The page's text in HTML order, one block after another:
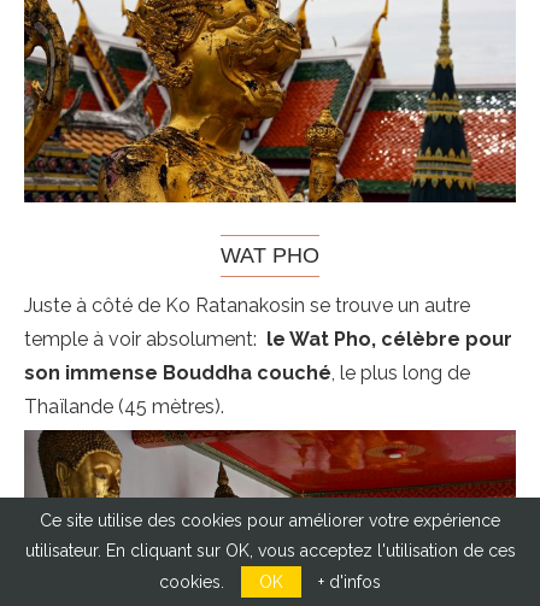
WAT PHO
Juste à côté de Ko Ratanakosin se trouve un autre
temple à voir absolument: le Wat Pho, célèbre pour
son immense Bouddha couché, le plus long de
Thaïlande (45 mètres).
Ce site utilise des cookies pour améliorer votre expérience
utilisateur. En cliquant sur OK, vous acceptez l'utilisation de ces
cookies.
OK + d'infos